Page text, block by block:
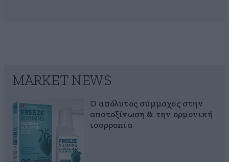
MARKET NEWS
Ο απόλυτος σύμμαχος στην
αποτοξίνωση & την ορμονική
ισορροπία